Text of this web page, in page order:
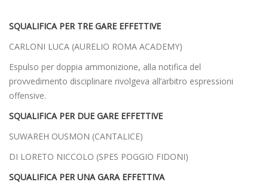
SQUALIFICA PER TRE GARE EFFETTIVE
CARLONI LUCA (AURELIO ROMA ACADEMY)
Espulso per doppia ammonizione, alla notifica del
provvedimento disciplinare rivolgeva all’arbitro espressioni
offensive.
SQUALIFICA PER DUE GARE EFFETTIVE
SUWAREH OUSMON (CANTALICE)
DI LORETO NICCOLO (SPES POGGIO FIDONI)
SQUALIFICA PER UNA GARA EFFETTIVA